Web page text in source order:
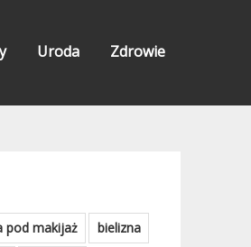
Uroda Zdrowie
pod makijaż
bielizna